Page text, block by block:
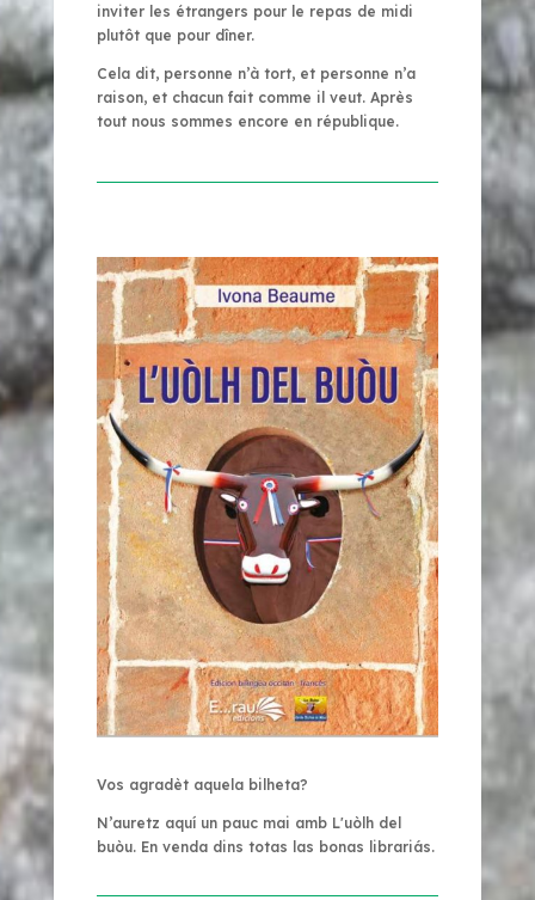
inviter les étrangers pour le repas de midi
plutôt que pour dîner.
Cela dit, personne n’à tort, et personne n’a
raison, et chacun fait comme il veut. Après
tout nous sommes encore en république.
Vos agradèt aquela bilheta?
N’auretz aquí un pauc mai amb L'uòlh del
buòu. En venda dins totas las bonas librariás.